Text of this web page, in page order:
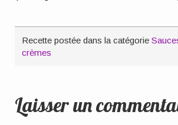
Recette postée dans la catégorie
crèmes
Laisser un